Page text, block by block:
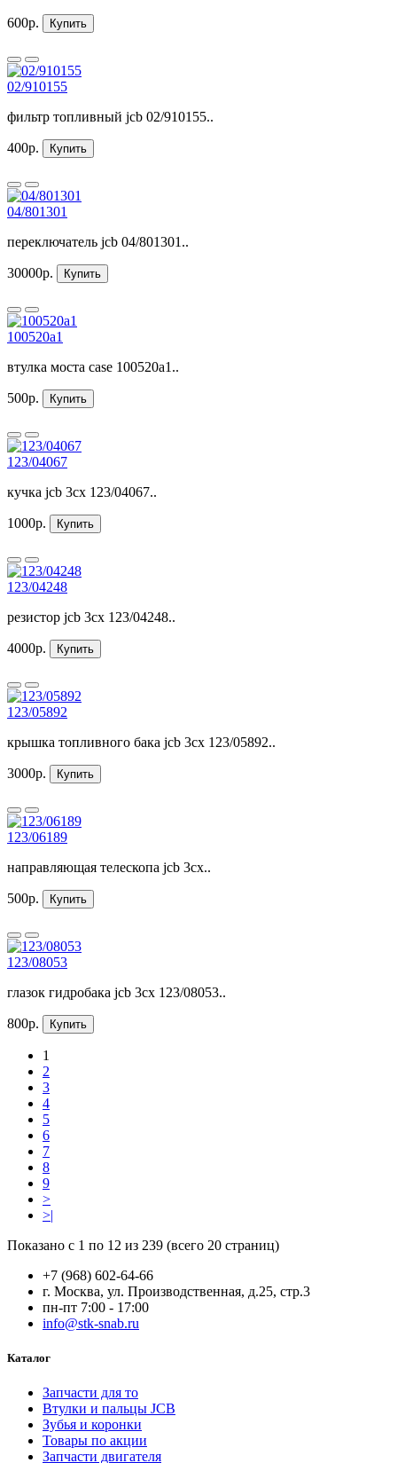
600р. Купить
02/910155
фильтр топливный jcb 02/910155..
400р. Купить
04/801301
переключатель jcb 04/801301..
30000р. Купить
100520a1
втулка моста case 100520a1..
500р. Купить
123/04067
кучка jcb 3cx 123/04067..
1000р. Купить
123/04248
резистор jcb 3cx 123/04248..
4000р. Купить
123/05892
крышка топливного бака jcb 3cx 123/05892..
3000р. Купить
123/06189
направляющая телескопа jcb 3cx..
500р. Купить
123/08053
глазок гидробака jcb 3cx 123/08053..
800р. Купить
1
2
3
4
5
6
7
8
9
>
>|
Показано с 1 по 12 из 239 (всего 20 страниц)
+7 (968) 602-64-66
г. Москва, ул. Производственная, д.25, стр.3
пн-пт 7:00 - 17:00
info@stk-snab.ru
Каталог
Запчасти для то
Втулки и пальцы JCB
Зубья и коронки
Товары по акции
Запчасти двигателя